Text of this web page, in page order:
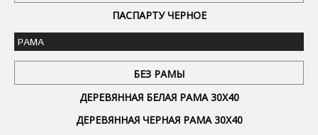
ПАСПАРТУ ЧЕРНОЕ
РАМА
БЕЗ РАМЫ
ДЕРЕВЯННАЯ БЕЛАЯ РАМА 30Х40
ДЕРЕВЯННАЯ ЧЕРНАЯ РАМА 30Х40